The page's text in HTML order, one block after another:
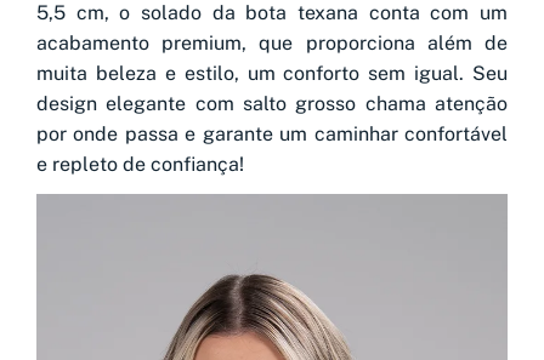
5,5 cm, o solado da bota texana conta com um
acabamento premium, que proporciona além de
muita beleza e estilo, um conforto sem igual. Seu
design elegante com salto grosso chama atenção
por onde passa e garante um caminhar confortável
e repleto de confiança!